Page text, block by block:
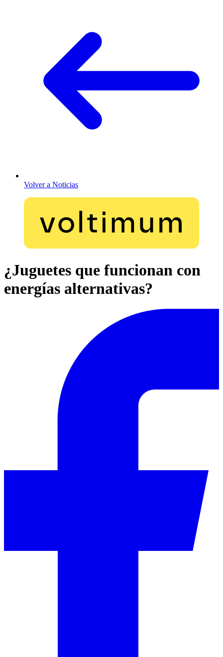
Volver a Noticias
¿Juguetes que funcionan con
energías alternativas?